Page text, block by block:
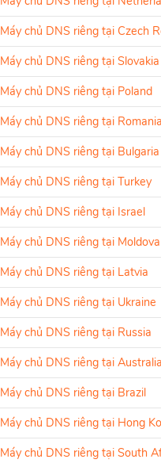
Máy chủ DNS riêng tại Czech
Máy chủ DNS riêng tại Slovakia
Máy chủ DNS riêng tại Poland
Máy chủ DNS riêng tại Romania
Máy chủ DNS riêng tại Bulgaria
Máy chủ DNS riêng tại Turkey
Máy chủ DNS riêng tại Israel
Máy chủ DNS riêng tại Moldova
Máy chủ DNS riêng tại Latvia
Máy chủ DNS riêng tại Ukraine
Máy chủ DNS riêng tại Russia
Máy chủ DNS riêng tại Australia
Máy chủ DNS riêng tại Brazil
Máy chủ DNS riêng tại Hong
Máy chủ DNS riêng tại South